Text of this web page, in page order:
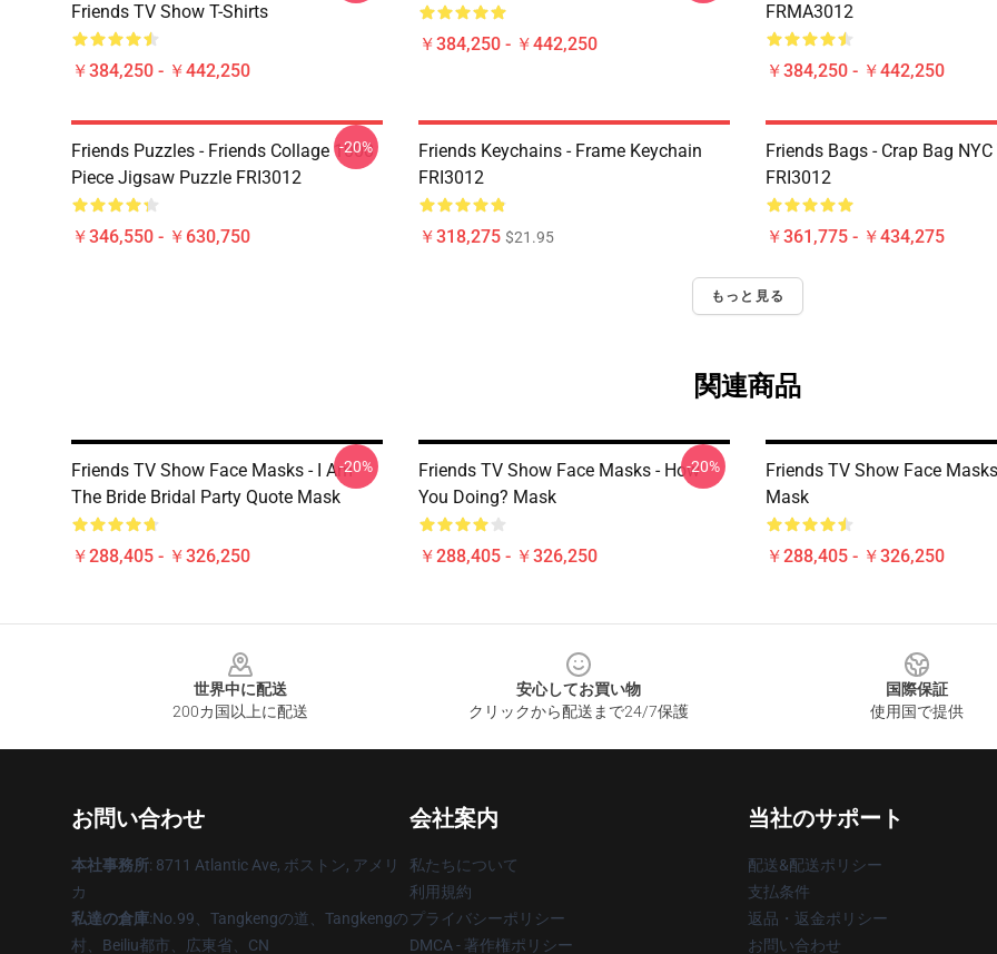
Friends TV Show T-Shirts
￥384,250 - ￥442,250
￥384,250 - ￥442,250
FRMA3012
￥384,250 - ￥442,250
Friends Puzzles - Friends Collage 1000
Piece Jigsaw Puzzle FRI3012
￥346,550 - ￥630,750
-20%
Friends Keychains - Frame Keychain
FRI3012
￥318,275 $21.95
Friends Bags - Crap Bag
FRI3012
￥361,775 - ￥434,275
もっと見る
関連商品
Friends TV Show Face Masks - I Am
The Bride Bridal Party Quote Mask
￥288,405 - ￥326,250
-20%
Friends TV Show Face Masks - How
You Doing? Mask
￥288,405 - ￥326,250
-20%
Friends TV Show Face
Mask
￥288,405 - ￥326,250
世界中に配送
200カ国以上に配送
安心してお買い物
クリックから配送まで24/7保護
国際保証
使用国で提供
お問い合わせ
本社事務所: 8711 Atlantic Ave, ボストン, アメリ
カ
私達の倉庫:No.99、Tangkengの道、Tangkengの
村、Beiliu都市、広東省、CN
会社案内
私たちについて
利用規約
プライバシーポリシー
DMCA - 著作権ポリシー
当社のサポート
配送&配送ポリシー
支払条件
返品・返金ポリシー
お問い合わせ